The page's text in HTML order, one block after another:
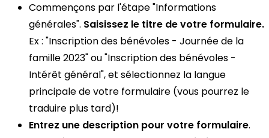
Commençons par l'étape "Informations
générales". Saisissez le titre de votre formulaire.
Ex : "Inscription des bénévoles - Journée de la
famille 2023" ou "Inscription des bénévoles -
Intérêt général", et sélectionnez la langue
principale de votre formulaire (vous pourrez le
traduire plus tard)!
Entrez une description pour votre formulaire.